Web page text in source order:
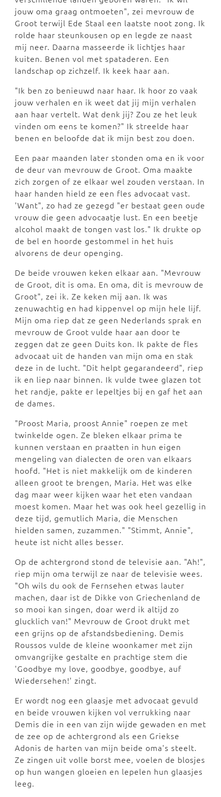
jouw oma graag ontmoeten", zei mevrouw de
Groot terwijl Ede Staal een laatste noot zong. Ik
rolde haar steunkousen op en legde ze naast
mij neer. Daarna masseerde ik lichtjes haar
kuiten. Benen vol met spataderen. Een
landschap op zichzelf. Ik keek haar aan.
"Ik ben zo benieuwd naar haar. Ik hoor zo vaak
jouw verhalen en ik weet dat jij mijn verhalen
aan haar vertelt. Wat denk jij? Zou ze het leuk
vinden om eens te komen?" Ik streelde haar
benen en beloofde dat ik mijn best zou doen.
Een paar maanden later stonden oma en ik voor
de deur van mevrouw de Groot. Oma maakte
zich zorgen of ze elkaar wel zouden verstaan. In
haar handen hield ze een fles advocaat vast.
'Want", zo had ze gezegd "er bestaat geen oude
vrouw die geen advocaatje lust. En een beetje
alcohol maakt de tongen vast los." Ik drukte op
de bel en hoorde gestommel in het huis
alvorens de deur openging.
De beide vrouwen keken elkaar aan. "Mevrouw
de Groot, dit is oma. En oma, dit is mevrouw de
Groot", zei ik. Ze keken mij aan. Ik was
zenuwachtig en had kippenvel op mijn hele lijf.
Mijn oma riep dat ze geen Nederlands sprak en
mevrouw de Groot vulde haar aan door te
zeggen dat ze geen Duits kon. Ik pakte de fles
advocaat uit de handen van mijn oma en stak
deze in de lucht. "Dit helpt gegarandeerd", riep
ik en liep naar binnen. Ik vulde twee glazen tot
het randje, pakte er lepeltjes bij en gaf het aan
de dames.
"Proost Maria, proost Annie" roepen ze met
twinkelde ogen. Ze bleken elkaar prima te
kunnen verstaan en praatten in hun eigen
mengeling van dialecten de oren van elkaars
hoofd. "Het is niet makkelijk om de kinderen
alleen groot te brengen, Maria. Het was elke
dag maar weer kijken waar het eten vandaan
moest komen. Maar het was ook heel gezellig in
deze tijd, gemutlich Maria, die Menschen
hielden samen, zuzammen." "Stimmt, Annie",
heute ist nicht alles besser.
Op de achtergrond stond de televisie aan. "Ah!",
riep mijn oma terwijl ze naar de televisie wees.
"Oh wils du ook de Fernsehen etwas lauter
machen, daar ist de Dikke von Griechenland de
so mooi kan singen, doar werd ik altijd zo
glucklich van!" Mevrouw de Groot drukt met
een grijns op de afstandsbediening. Demis
Roussos vulde de kleine woonkamer met zijn
omvangrijke gestalte en prachtige stem die
'Goodbye my love, goodbye, goodbye, auf
Wiedersehen!' zingt.
Er wordt nog een glaasje met advocaat gevuld
en beide vrouwen kijken vol verrukking naar
Demis die in een van zijn wijde gewaden en met
de zee op de achtergrond als een Griekse
Adonis de harten van mijn beide oma's steelt.
Ze zingen uit volle borst mee, voelen de blosjes
op hun wangen gloeien en lepelen hun glaasjes
leeg.